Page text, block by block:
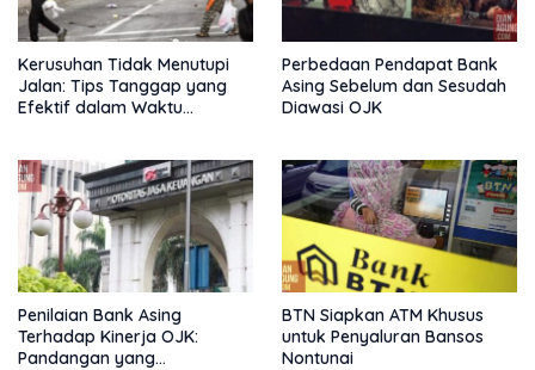
Kerusuhan Tidak Menutupi
Jalan: Tips Tanggap yang
Efektif dalam Waktu
Perbedaan Pendapat Bank
Asing Sebelum dan Sesudah
Diawasi OJK
Penilaian Bank Asing
Terhadap Kinerja OJK:
Pandangan yang
BTN Siapkan ATM Khusus
untuk Penyaluran Bansos
Nontunai